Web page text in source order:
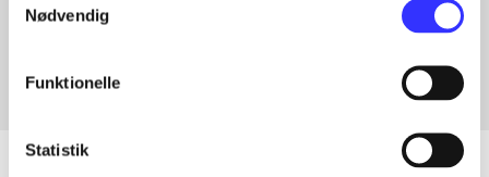
Nødvendig
Funktionelle
Statistik
Fra